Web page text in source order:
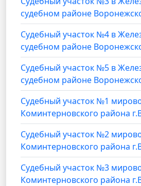
судебном районе
Судебный участок №4 в
судебном районе
Судебный участок №5 в
судебном районе
Судебный участок №1
Коминтерновского района
Судебный участок №2
Коминтерновского района
Судебный участок №3
Коминтерновского района